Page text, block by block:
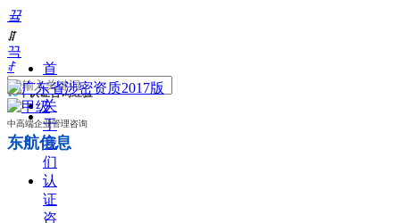
끀
ꁲ
首
页
关
于
我
们
认
证
咨
끅
16年认证咨询经验
中高端企业管理咨询
东航信息
ꄙ